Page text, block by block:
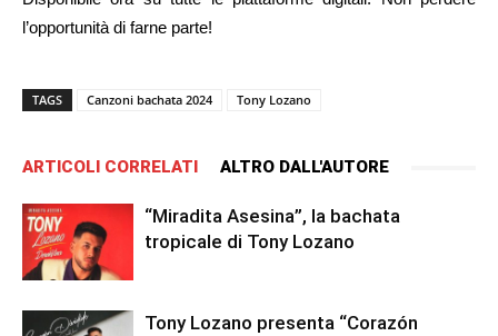
l’opportunità di farne parte!
TAGS Canzoni bachata 2024 Tony Lozano
ARTICOLI CORRELATI ALTRO DALL'AUTORE
“Miradita Asesina”, la bachata
tropicale di Tony Lozano
Tony Lozano presenta “Corazón